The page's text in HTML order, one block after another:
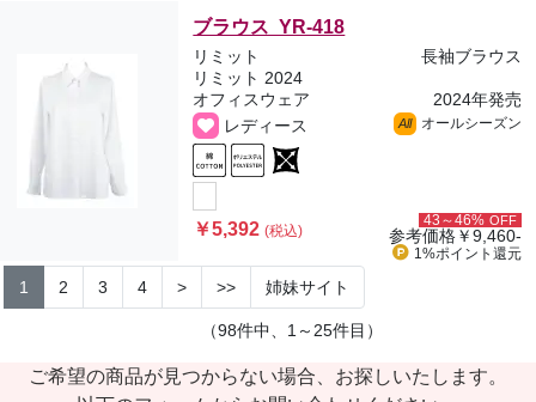
ブラウス YR-418
リミット
長袖ブラウス
リミット 2024
オフィスウェア
2024年発売
レディース
All オールシーズン
￥5,392(税込)
43～46% OFF
参考価格￥9,460-
1%ポイント 還元
1 2 3 4 > >> 姉妹サイト
（98件中、1～25件目）
ご希望の商品が見つからない場合、お探しいたします。